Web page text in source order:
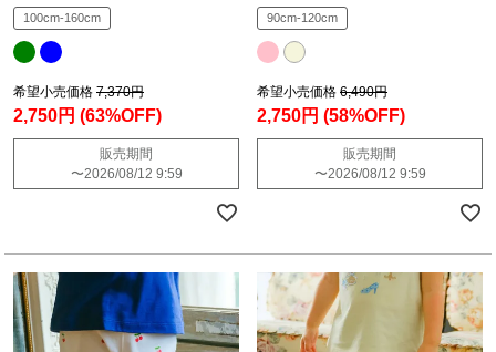
100cm-160cm
希望小売価格 7,370円
2,750円 (63%OFF)
販売期間
〜2026/08/12 9:59
90cm-120cm
希望小売価格 6,490円
2,750円 (58%OFF)
販売期間
〜2026/08/12 9:59